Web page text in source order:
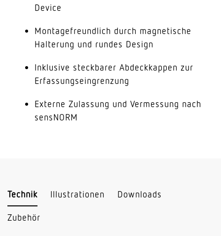
Device
Montagefreundlich durch magnetische
Halterung und rundes Design
Inklusive steckbarer Abdeckkappen zur
Erfassungseingrenzung
Externe Zulassung und Vermessung nach
sensNORM
Technik Illustrationen Downloads
Zubehör